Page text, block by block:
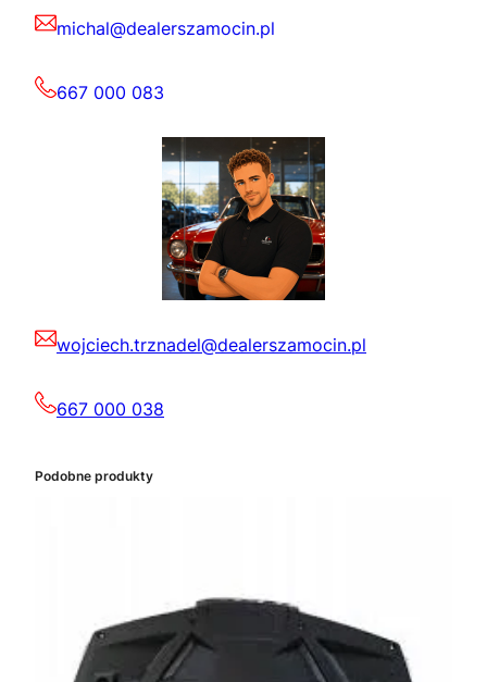
michal@dealerszamocin.pl
667 000 083
wojciech.trznadel@dealerszamocin.pl
667 000 038
Podobne produkty